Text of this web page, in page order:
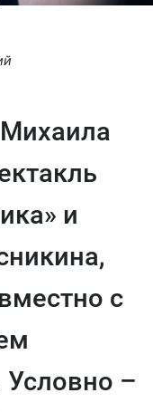
и
с
Условно –